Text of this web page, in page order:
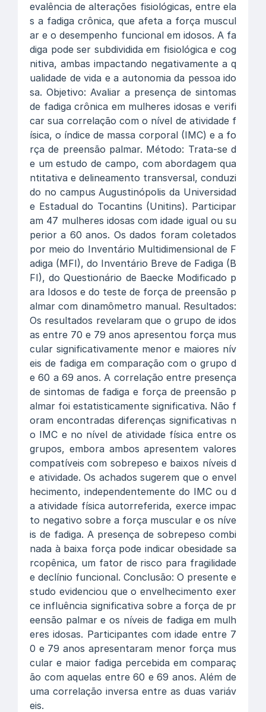
evalência de alterações fisiológicas, entre ela
s a fadiga crônica, que afeta a força muscul
ar e o desempenho funcional em idosos. A fa
diga pode ser subdividida em fisiológica e cog
nitiva, ambas impactando negativamente a q
ualidade de vida e a autonomia da pessoa ido
sa. Objetivo: Avaliar a presença de sintomas
de fadiga crônica em mulheres idosas e verifi
car sua correlação com o nível de atividade f
ísica, o índice de massa corporal (IMC) e a fo
rça de preensão palmar. Método: Trata-se d
e um estudo de campo, com abordagem qua
ntitativa e delineamento transversal, conduzi
do no campus Augustinópolis da Universidad
e Estadual do Tocantins (Unitins). Participar
am 47 mulheres idosas com idade igual ou su
perior a 60 anos. Os dados foram coletados
por meio do Inventário Multidimensional de F
adiga (MFI), do Inventário Breve de Fadiga (B
FI), do Questionário de Baecke Modificado p
ara Idosos e do teste de força de preensão p
almar com dinamômetro manual. Resultados:
Os resultados revelaram que o grupo de idos
as entre 70 e 79 anos apresentou força mus
cular significativamente menor e maiores nív
eis de fadiga em comparação com o grupo d
e 60 a 69 anos. A correlação entre presença
de sintomas de fadiga e força de preensão p
almar foi estatisticamente significativa. Não f
oram encontradas diferenças significativas n
o IMC e no nível de atividade física entre os
grupos, embora ambos apresentem valores
compatíveis com sobrepeso e baixos níveis d
e atividade. Os achados sugerem que o envel
hecimento, independentemente do IMC ou d
a atividade física autorreferida, exerce impac
to negativo sobre a força muscular e os níve
is de fadiga. A presença de sobrepeso combi
nada à baixa força pode indicar obesidade sa
rcopênica, um fator de risco para fragilidade
e declínio funcional. Conclusão: O presente e
studo evidenciou que o envelhecimento exer
ce influência significativa sobre a força de pr
eensão palmar e os níveis de fadiga em mulh
eres idosas. Participantes com idade entre 7
0 e 79 anos apresentaram menor força mus
cular e maior fadiga percebida em comparaç
ão com aquelas entre 60 e 69 anos. Além de
uma correlação inversa entre as duas variáv
eis.